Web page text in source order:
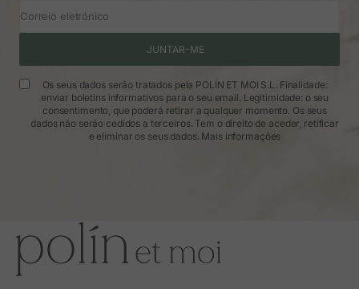
Correio eletrónico
JUNTAR-ME
Os seus dados serão tratados pela POLÍN ET MOI S.L. Finalidade:
enviar boletins informativos para o seu email. Legitimidade: o seu
consentimento, que poderá retirar a qualquer momento. Os seus
dados não serão cedidos a terceiros. Tem o direito de aceder, retificar
e eliminar os seus dados. Mais informações